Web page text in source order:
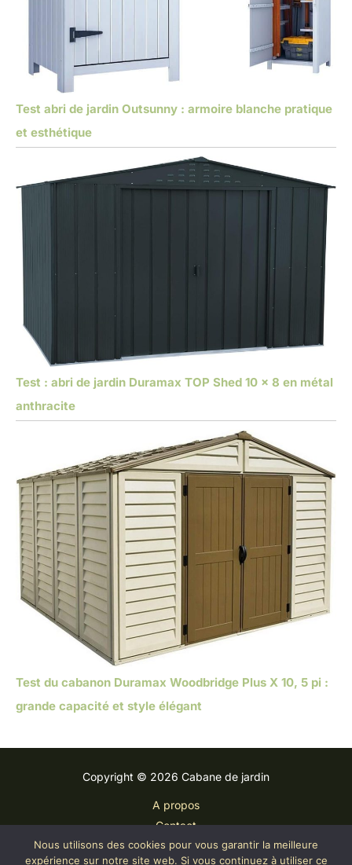
Test abri de jardin Outsunny : armoire blanche pratique
et esthétique
Test : abri de jardin Duramax TOP Shed 10 x 8 en métal
anthracite
Test du cabanon Duramax Woodbridge Plus X 10, 5 pi :
grande capacité et style élégant
Copyright © 2026 Cabane de jardin
A propos
Contact
Plan du site
Nous utilisons des cookies pour vous garantir la meilleure
expérience sur notre site web. Si vous continuez à utiliser ce